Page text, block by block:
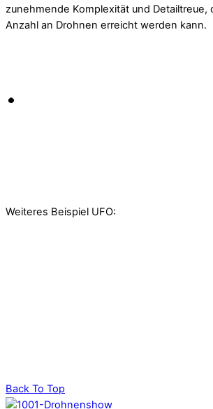
zunehmende Komplexität und Detailtreue,
Anzahl an Drohnen erreicht werden kann.
Weiteres Beispiel UFO:
Back To Top